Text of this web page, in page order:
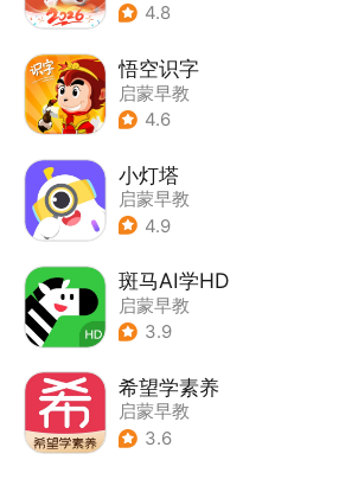
4.8
悟空识字
启蒙早教
4.6
小灯塔
启蒙早教
4.9
斑马AI学HD
启蒙早教
3.9
希望学素养
启蒙早教
3.6